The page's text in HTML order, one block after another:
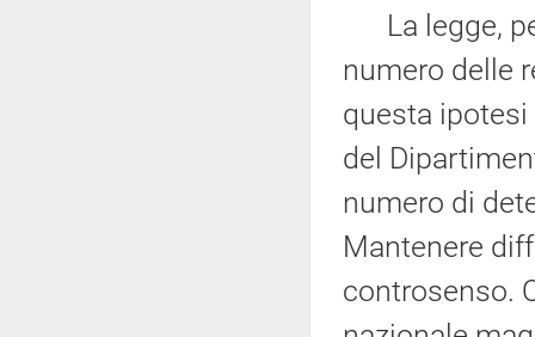
La legge,
numero delle
questa
del
numero di
Mantenere
controsenso.